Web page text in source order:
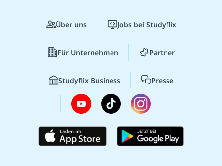
Über uns Jobs bei Studyflix
Für Unternehmen Partner
Studyflix Business Presse